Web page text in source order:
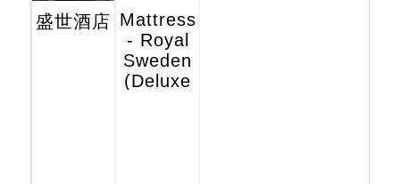
盛世酒店 Mattress
- Royal
Sweden
(Deluxe